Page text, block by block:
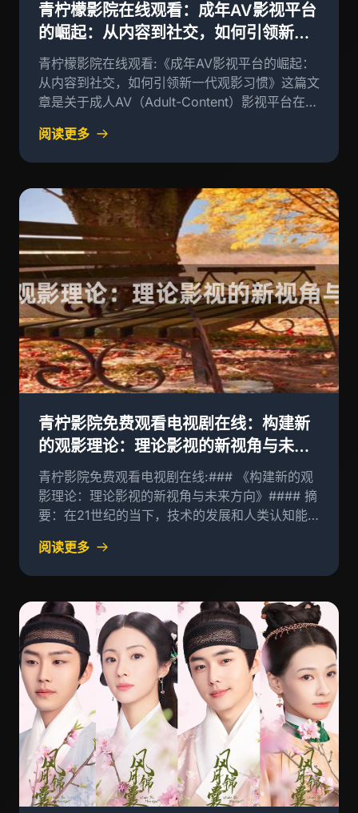
青柠檬影院在线观看：成年AV影视平台
的崛起：从内容到社交，如何引领新一
代观影习惯?
青柠檬影院在线观看:《成年AV影视平台的崛起：
从内容到社交，如何引领新一代观影习惯》这篇文
章是关于成人AV（Adult-Content）影视平台在新
代的影响
阅读更多
青柠影院免费观看电视剧在线：构建新
的观影理论：理论影视的新视角与未来
方向
青柠影院免费观看电视剧在线:### 《构建新的观
影理论：理论影视的新视角与未来方向》#### 摘
要：在21世纪的当下，技术的发展和人类认知能
阅读更多